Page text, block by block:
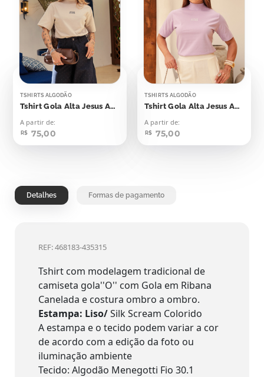
TSHIRTS ALGODÃO
Tshirt Gola Alta Jesus Aplicação
A partir de:
R$ 75,00
TSHIRTS ALGODÃO
Tshirt Gola Alta Jesus Aplicação
A partir de:
R$ 75,00
Detalhes Formas de pagamento
REF: 468183-435315
Tshirt com modelagem tradicional de
camiseta gola''O'' com Gola em Ribana
Canelada e costura ombro a ombro.
Estampa: Liso/Silk Scream Colorido
A estampa e o tecido podem variar a cor
de acordo com a edição da foto ou
iluminação ambiente
Tecido: Algodão Menegotti Fio 30.1